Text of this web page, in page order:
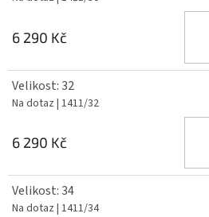
6 290 Kč
Velikost: 32
Na dotaz | 1411/32
6 290 Kč
Velikost: 34
Na dotaz | 1411/34